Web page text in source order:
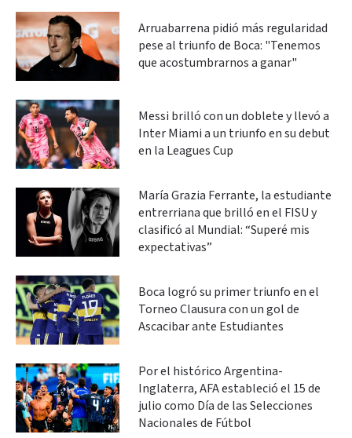
Arruabarrena pidió más regularidad
pese al triunfo de Boca: "Tenemos
que acostumbrarnos a ganar"
Messi brilló con un doblete y llevó a
Inter Miami a un triunfo en su debut
en la Leagues Cup
María Grazia Ferrante, la estudiante
entrerriana que brilló en el FISU y
clasificó al Mundial: “Superé mis
expectativas”
Boca logró su primer triunfo en el
Torneo Clausura con un gol de
Ascacibar ante Estudiantes
Por el histórico Argentina-
Inglaterra, AFA estableció el 15 de
julio como Día de las Selecciones
Nacionales de Fútbol